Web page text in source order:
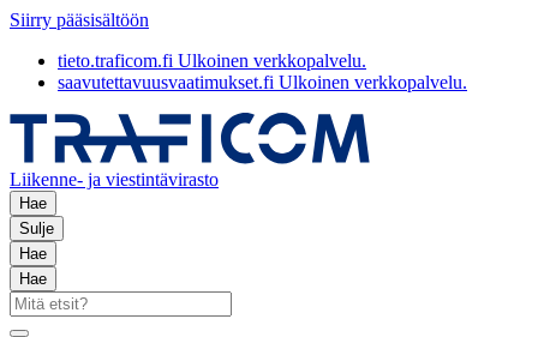
Siirry pääsisältöön
tieto.traficom.fi Ulkoinen verkkopalvelu.
saavutettavuusvaatimukset.fi Ulkoinen verkkopalvelu.
Liikenne- ja viestintävirasto
Hae
Sulje
Hae
Hae